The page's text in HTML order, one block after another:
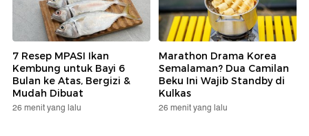
7 Resep MPASI Ikan
Kembung untuk Bayi 6
Bulan ke Atas, Bergizi &
Mudah Dibuat
26 menit yang lalu
Marathon Drama Korea
Semalaman? Dua Camilan
Beku Ini Wajib Standby di
Kulkas
26 menit yang lalu